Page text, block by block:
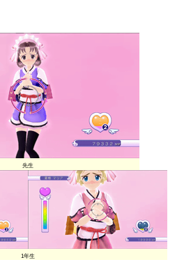
先生
1年生